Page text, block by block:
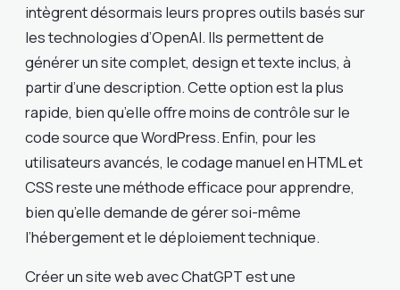
intègrent désormais leurs propres outils basés sur
les technologies d’OpenAI. Ils permettent de
générer un site complet, design et texte inclus, à
partir d’une description. Cette option est la plus
rapide, bien qu’elle offre moins de contrôle sur le
code source que WordPress. Enfin, pour les
utilisateurs avancés, le codage manuel en HTML et
CSS reste une méthode efficace pour apprendre,
bien qu’elle demande de gérer soi-même
l’hébergement et le déploiement technique.
Créer un site web avec ChatGPT est une